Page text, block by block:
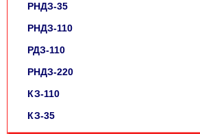
РНДЗ-35
РНДЗ-110
РДЗ-110
РНДЗ-220
КЗ-110
КЗ-35